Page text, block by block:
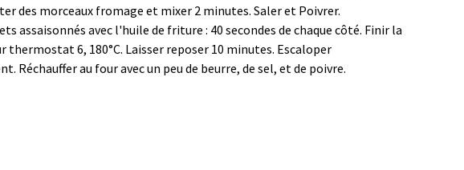
des morceaux fromage et mixer 2 minutes. Saler et Poivrer.
assaisonnés avec l'huile de friture : 40 secondes de chaque côté. Finir la
thermostat 6, 180°C. Laisser reposer 10 minutes. Escaloper
Réchauffer au four avec un peu de beurre, de sel, et de poivre.